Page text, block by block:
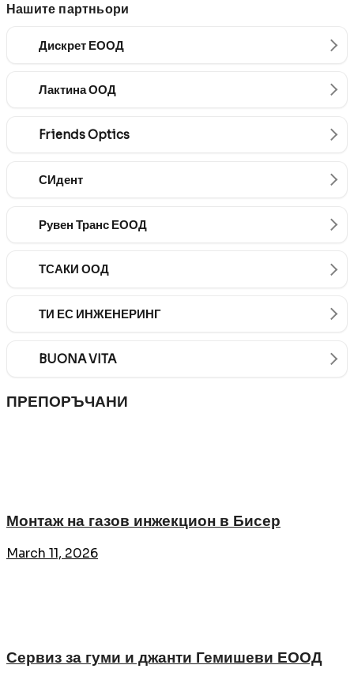
Нашите партньори
Дискрет ЕООД
Лактина ООД
Friends Optics
СИдент
Рувен Транс ЕООД
ТСАКИ ООД
ТИ ЕС ИНЖЕНЕРИНГ
BUONA VITA
ПРЕПОРЪЧАНИ
Монтаж на газов инжекцион в Бисер
March 11, 2026
Сервиз за гуми и джанти Гемишеви ЕООД